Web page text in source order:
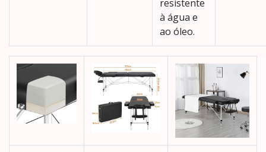
resistente
à água e
ao óleo.